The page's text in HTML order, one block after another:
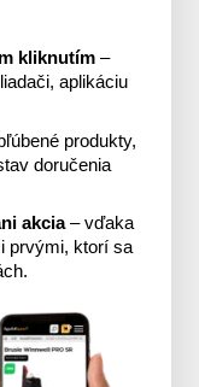
kliknutím –
aplikáciu
produkty,
doručenia
akcia– vďaka
prvými, ktorí sa